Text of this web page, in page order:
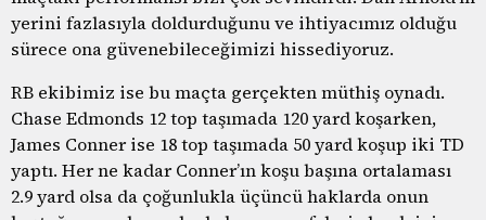
yerini fazlasıyla doldurduğunu ve ihtiyacımız olduğu
sürece ona güvenebileceğimizi hissediyoruz.
RB ekibimiz ise bu maçta gerçekten müthiş oynadı.
Chase Edmonds 12 top taşımada 120 yard koşarken,
James Conner ise 18 top taşımada 50 yard koşup iki TD
yaptı. Her ne kadar Conner’ın koşu başına ortalaması
2.9 yard olsa da çoğunlukla üçüncü haklarda onun